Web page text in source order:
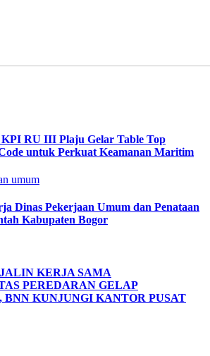
RU III Plaju Gelar Table Top
untuk Perkuat Keamanan Maritim
Dinas Pekerjaan Umum dan Penataan
Kabupaten Bogor
KERJA SAMA
PEREDARAN GELAP
KUNJUNGI KANTOR PUSAT